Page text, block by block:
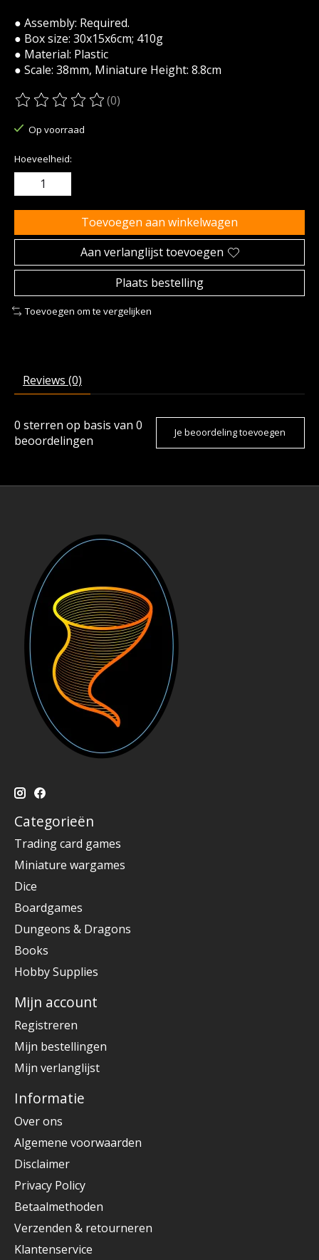
● Assembly: Required.
● Box size: 30x15x6cm; 410g
● Material: Plastic
● Scale: 38mm, Miniature Height: 8.8cm
De beoordeling van dit product is
(0)
Op voorraad
Hoeveelheid:
Toevoegen aan winkelwagen
Aan verlanglijst toevoegen
Plaats bestelling
Toevoegen om te vergelijken
Reviews (0)
0 sterren op basis van 0
beoordelingen
Je beoordeling toevoegen
Categorieën
Trading card games
Miniature wargames
Dice
Boardgames
Dungeons & Dragons
Books
Hobby Supplies
Mijn account
Registreren
Mijn bestellingen
Mijn verlanglijst
Informatie
Over ons
Algemene voorwaarden
Disclaimer
Privacy Policy
Betaalmethoden
Verzenden & retourneren
Klantenservice